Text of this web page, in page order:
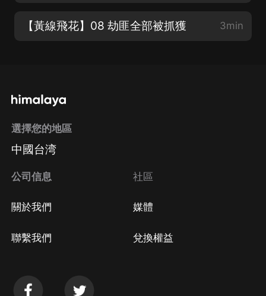
【黃線飛花】08 劫匪全部被抓獲 3min
選擇您的地區
中國台湾
公司信息
關於我們
聯繫我們
社區
媒體
兌換權益